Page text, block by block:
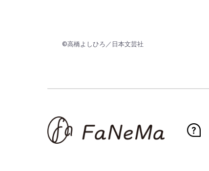
©高橋よしひろ／日本文芸社